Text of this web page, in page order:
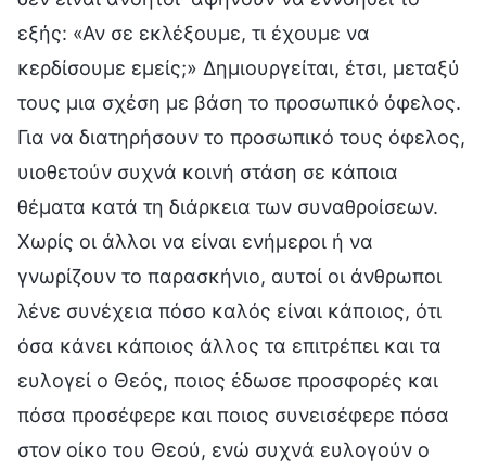
εξής: «Αν σε εκλέξουμε, τι έχουμε να
κερδίσουμε εμείς;» Δημιουργείται, έτσι, μεταξύ
τους μια σχέση με βάση το προσωπικό όφελος.
Για να διατηρήσουν το προσωπικό τους όφελος,
υιοθετούν συχνά κοινή στάση σε κάποια
θέματα κατά τη διάρκεια των συναθροίσεων.
Χωρίς οι άλλοι να είναι ενήμεροι ή να
γνωρίζουν το παρασκήνιο, αυτοί οι άνθρωποι
λένε συνέχεια πόσο καλός είναι κάποιος, ότι
όσα κάνει κάποιος άλλος τα επιτρέπει και τα
ευλογεί ο Θεός, ποιος έδωσε προσφορές και
πόσα προσέφερε και ποιος συνεισέφερε πόσα
στον οίκο του Θεού, ενώ συχνά ευλογούν ο